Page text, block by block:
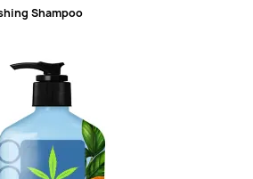
Shampoo